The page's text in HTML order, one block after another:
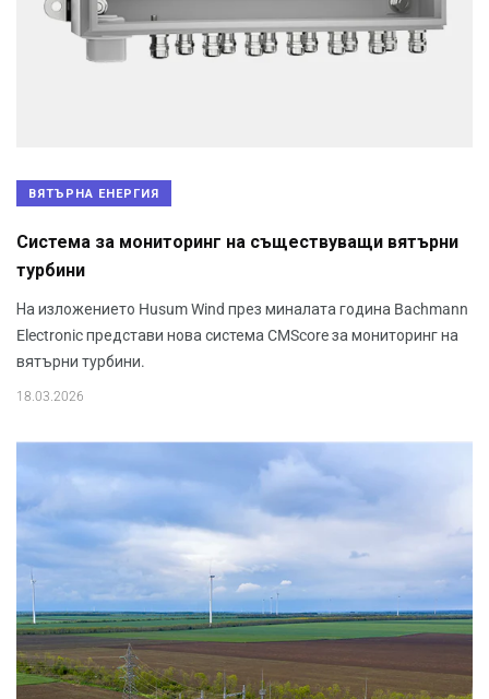
ВЯТЪРНА ЕНЕРГИЯ
Система за мониторинг на съществуващи вятърни
турбини
На изложението Husum Wind през миналата година Bachmann
Electronic представи нова система CMScore за мониторинг на
вятърни турбини.
18.03.2026